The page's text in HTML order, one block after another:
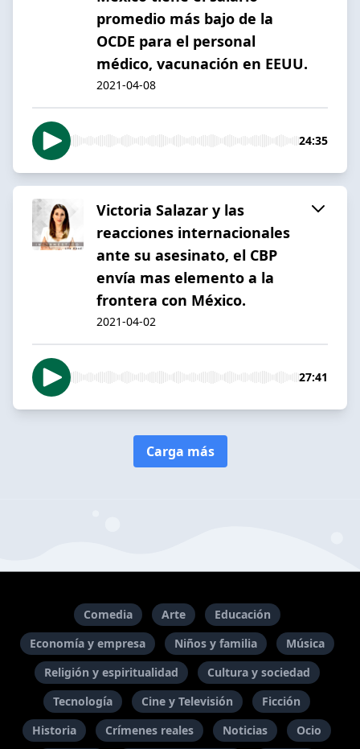
promedio más bajo de la
OCDE para el personal
médico, vacunación en EEUU.
2021-04-08
24:35
Victoria Salazar y las
reacciones internacionales
ante su asesinato, el CBP
envía mas elemento a la
frontera con México.
2021-04-02
27:41
Carga más
Comedia Arte
Educación
Economía y empresa
Niños y familia
Música
Religión y espiritualidad
Cultura y sociedad
Tecnología
Cine y Televisión
Ficción
Historia
Crímenes reales Noticias Ocio